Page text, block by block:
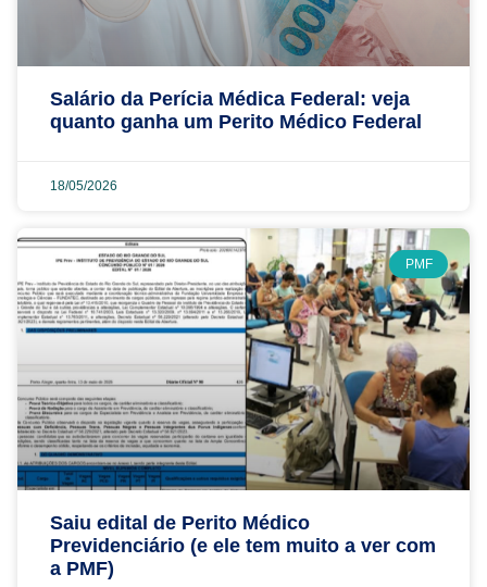
Salário da Perícia Médica Federal: veja
quanto ganha um Perito Médico Federal
18/05/2026
PMF
Saiu edital de Perito Médico
Previdenciário (e ele tem muito a ver com
a PMF)